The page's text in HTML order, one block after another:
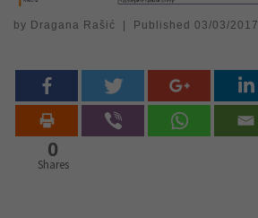
by Dragana Rašić Published 03/03/2017
0
Shares